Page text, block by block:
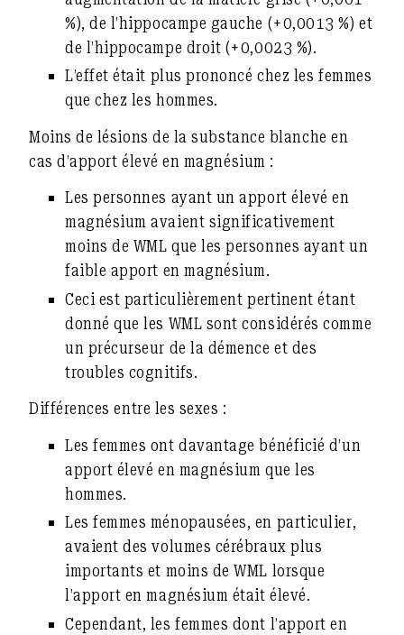
%), de l’hippocampe gauche (+0,0013 %) et
de l’hippocampe droit (+0,0023 %).
L’effet était plus prononcé chez les femmes
que chez les hommes.
Moins de lésions de la substance blanche en
cas d’apport élevé en magnésium :
Les personnes ayant un apport élevé en
magnésium avaient significativement
moins de WML que les personnes ayant un
faible apport en magnésium.
Ceci est particulièrement pertinent étant
donné que les WML sont considérés comme
un précurseur de la démence et des
troubles cognitifs.
Différences entre les sexes :
Les femmes ont davantage bénéficié d’un
apport élevé en magnésium que les
hommes.
Les femmes ménopausées, en particulier,
avaient des volumes cérébraux plus
importants et moins de WML lorsque
l’apport en magnésium était élevé.
Cependant, les femmes dont l’apport en